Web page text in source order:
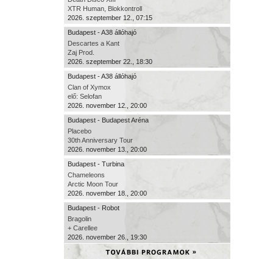
XTR Human, Blokkontroll
2026. szeptember 12., 07:15
Budapest - A38 állóhajó
Descartes a Kant
Zaj Prod.
2026. szeptember 22., 18:30
Budapest - A38 állóhajó
Clan of Xymox
elő: Selofan
2026. november 12., 20:00
Budapest - Budapest Aréna
Placebo
30th Anniversary Tour
2026. november 13., 20:00
Budapest - Turbina
Chameleons
Arctic Moon Tour
2026. november 18., 20:00
Budapest - Robot
Bragolin
+ Carellee
2026. november 26., 19:30